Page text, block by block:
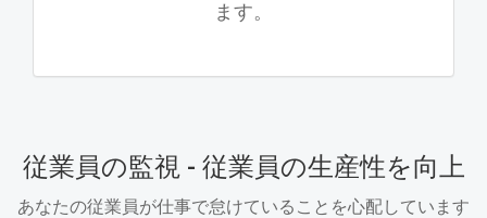
ます。
従業員の監視 - 従業員の生産性を向上
あなたの従業員が仕事で怠けていることを心配しています